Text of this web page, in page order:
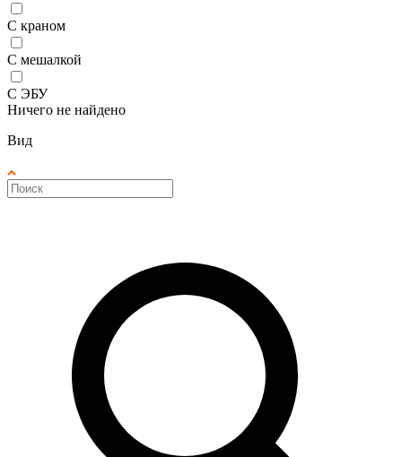
С краном
С мешалкой
С ЭБУ
Ничего не найдено
Вид